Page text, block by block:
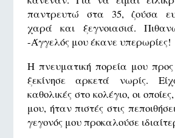
παντρευτώ στα 35, ζούσα
χαρά και ξεγνοιασιά.
-Άγγελός μου έκανε υπερωρίες!
Η πνευματική πορεία μου
ξεκίνησε αρκετά νωρίς.
καθολικές στο κολέγιο, οι
μου, ήταν πιστές στις
γεγονός μου προκαλούσε